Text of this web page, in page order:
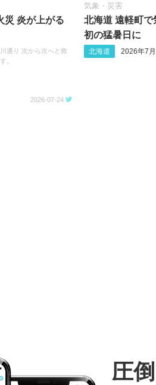
災 炎が上がる
通り 次から次へと救
。
2026-07-24
気象・災害
北海道 遠軽町
初の猛暑日に
北海道 2026年7
圧